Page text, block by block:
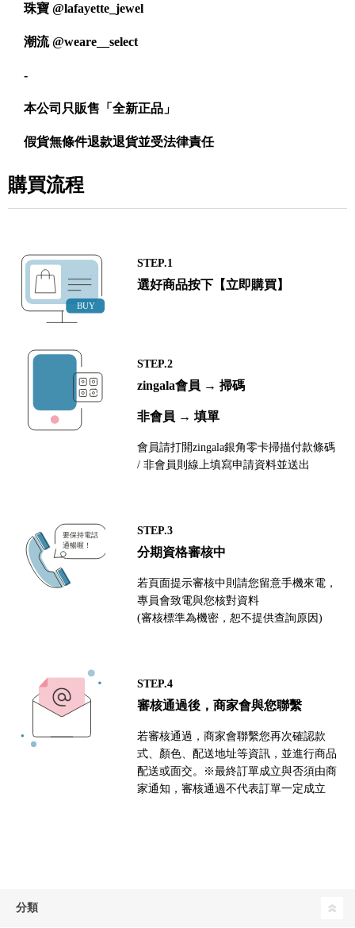
珠寶 @lafayette_jewel
潮流@weare__select
-
本公司只販售「全新正品」
假貨無條件退款退貨並受法律責任
購買流程
STEP.1
選好商品按下【立即購買】
STEP.2
zingala會員 → 掃碼
非會員 → 填單
會員請打開zingala銀角零卡掃描付款條碼
/ 非會員則線上填寫申請資料並送出
STEP.3
分期資格審核中
若頁面提示審核中則請您留意手機來電，
專員會致電與您核對資料
(審核標準為機密，恕不提供查詢原因)
STEP.4
審核通過後，商家會與您聯繫
若審核通過，商家會聯繫您再次確認款
式、顏色、配送地址等資訊，並進行商品
配送或面交。※最終訂單成立與否須由商
家通知，審核通過不代表訂單一定成立
分類